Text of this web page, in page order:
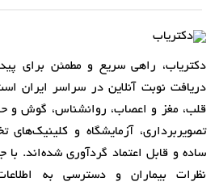
دکتریاب، راهی سریع و مطمئن برای
دریافت نوبت آنلاین در سراسر ایران
قلب، مغز و اعصاب، روانشناس، گوش و
تصویربرداری، آزمایشگاه و
ساده و قابل اعتماد گردآوری شده‌اند.
نظرات بیماران و دسترسی به